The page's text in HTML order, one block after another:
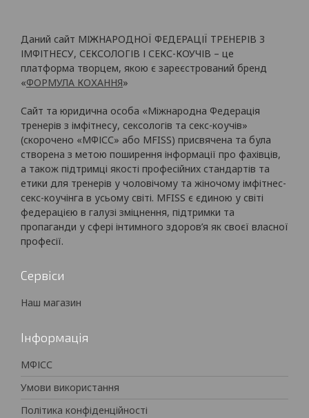
Даний сайт МІЖНАРОДНОЇ ФЕДЕРАЦІЇ ТРЕНЕРІВ З
ІМФІТНЕСУ, СЕКСОЛОГІВ І СЕКС-КОУЧІВ – це
платформа творцем, якою є зареєстрований бренд
«ФОРМУЛА КОХАННЯ»
Сайт та юридична особа «Міжнародна Федерація
тренерів з імфітнесу, сексологів та секс-коучів»
(скорочено «МФІСС» або MFISS) присвячена та була
створена з метою поширення інформації про фахівців,
а також підтримці якості професійних стандартів та
етики для тренерів у чоловічому та жіночому імфітнес-
секс-коучінга в усьому світі. MFISS є єдиною у світі
федерацією в галузі зміцнення, підтримки та
пропаганди у сфері інтимного здоров’я як своєї власної
професії.
Сервіси
Наш магазин
Інформація
МФІСС
Умови використання
Політика конфіденційності